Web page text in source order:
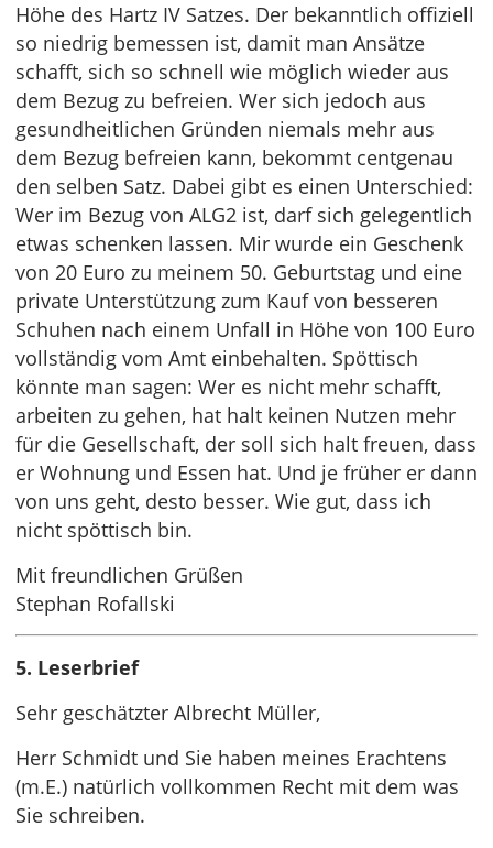
Höhe des Hartz IV Satzes. Der bekanntlich offiziell
so niedrig bemessen ist, damit man Ansätze
schafft, sich so schnell wie möglich wieder aus
dem Bezug zu befreien. Wer sich jedoch aus
gesundheitlichen Gründen niemals mehr aus
dem Bezug befreien kann, bekommt centgenau
den selben Satz. Dabei gibt es einen Unterschied:
Wer im Bezug von ALG2 ist, darf sich gelegentlich
etwas schenken lassen. Mir wurde ein Geschenk
von 20 Euro zu meinem 50. Geburtstag und eine
private Unterstützung zum Kauf von besseren
Schuhen nach einem Unfall in Höhe von 100 Euro
vollständig vom Amt einbehalten. Spöttisch
könnte man sagen: Wer es nicht mehr schafft,
arbeiten zu gehen, hat halt keinen Nutzen mehr
für die Gesellschaft, der soll sich halt freuen, dass
er Wohnung und Essen hat. Und je früher er dann
von uns geht, desto besser. Wie gut, dass ich
nicht spöttisch bin.
Mit freundlichen Grüßen
Stephan Rofallski
5. Leserbrief
Sehr geschätzter Albrecht Müller,
Herr Schmidt und Sie haben meines Erachtens
(m.E.) natürlich vollkommen Recht mit dem was
Sie schreiben.